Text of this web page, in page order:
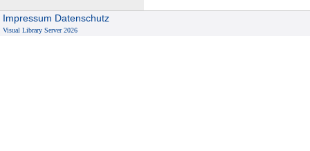
Impressum Datenschutz
Visual Library Server 2026